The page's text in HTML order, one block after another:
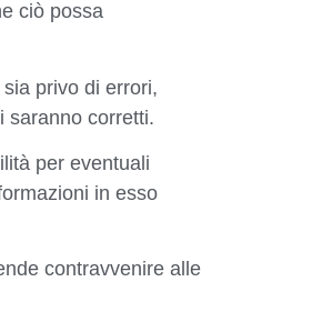
ciò possa
privo di errori,
saranno corretti.
per eventuali
in esso
contravvenire alle